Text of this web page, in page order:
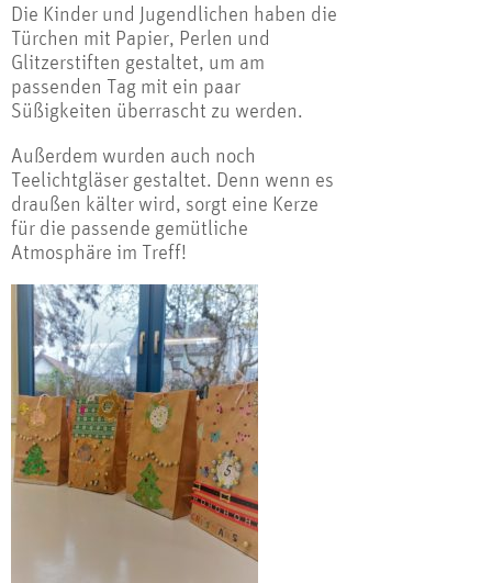
Die Kinder und Jugendlichen haben die
Türchen mit Papier, Perlen und
Glitzerstiften gestaltet, um am
passenden Tag mit ein paar
Süßigkeiten überrascht zu werden.
Außerdem wurden auch noch
Teelichtgläser gestaltet. Denn wenn es
draußen kälter wird, sorgt eine Kerze
für die passende gemütliche
Atmosphäre im Treff!